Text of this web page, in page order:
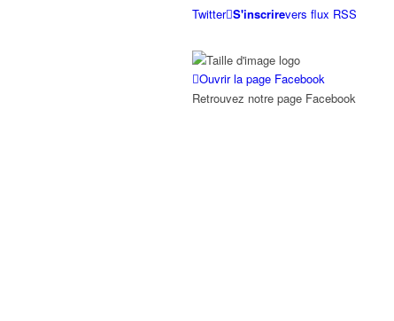
Twitter S'inscrirevers flux RSS
Ouvrir la page Facebook
Retrouvez notre page Facebook